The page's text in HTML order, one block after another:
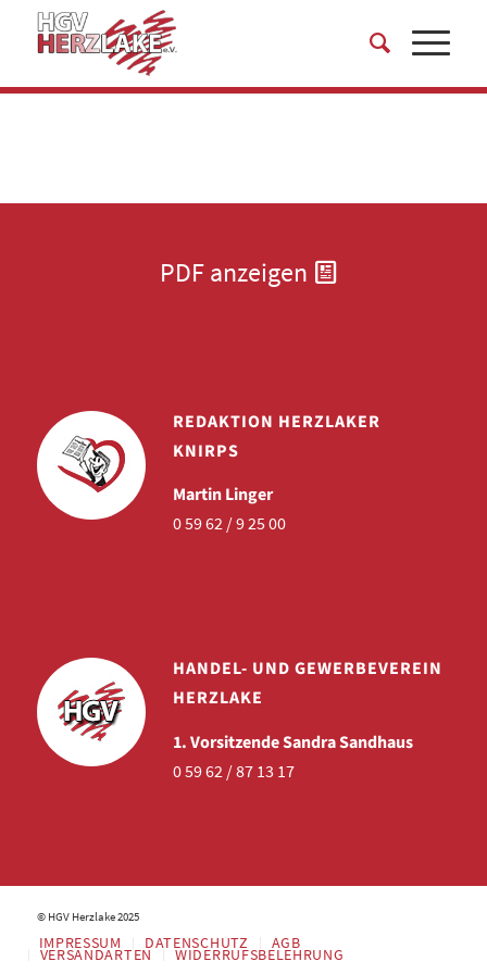
PDF anzeigen
REDAKTION HERZLAKER
KNIRPS
Martin Linger
0 59 62 / 9 25 00
HANDEL- UND GEWERBEVEREIN
HERZLAKE
1. Vorsitzende Sandra Sandhaus
0 59 62 / 87 13 17
© HGV Herzlake 2025
IMPRESSUM DATENSCHUTZ AGB
VERSANDARTEN WIDERRUFSBELEHRUNG